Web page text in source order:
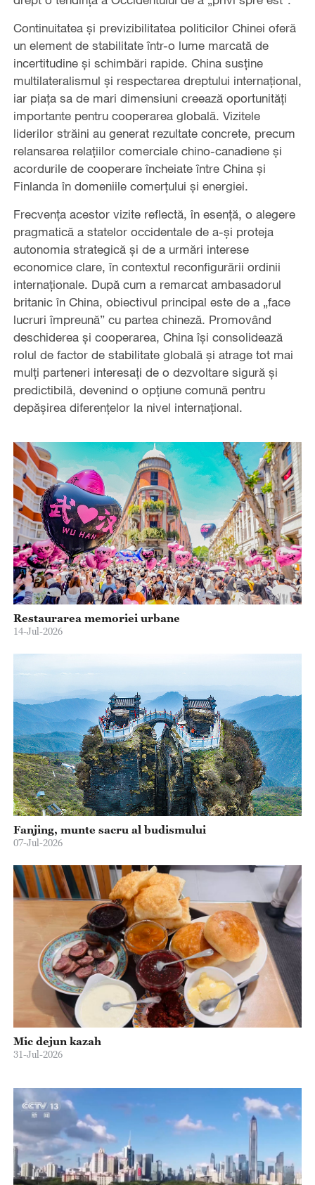
Continuitatea și previzibilitatea politicilor Chinei oferă
un element de stabilitate într-o lume marcată de
incertitudine și schimbări rapide. China susține
multilateralismul și respectarea dreptului internațional,
iar piața sa de mari dimensiuni creează oportunități
importante pentru cooperarea globală. Vizitele
liderilor străini au generat rezultate concrete, precum
relansarea relațiilor comerciale chino-canadiene și
acordurile de cooperare încheiate între China și
Finlanda în domeniile comerțului și energiei.
Frecvența acestor vizite reflectă, în esență, o alegere
pragmatică a statelor occidentale de a-și proteja
autonomia strategică și de a urmări interese
economice clare, în contextul reconfigurării ordinii
internaționale. După cum a remarcat ambasadorul
britanic în China, obiectivul principal este de a „face
lucruri împreună” cu partea chineză. Promovând
deschiderea și cooperarea, China își consolidează
rolul de factor de stabilitate globală și atrage tot mai
mulți parteneri interesați de o dezvoltare sigură și
predictibilă, devenind o opțiune comună pentru
depășirea diferențelor la nivel internațional.
Restaurarea memoriei urbane
14-Jul-2026
Fanjing, munte sacru al budismului
07-Jul-2026
Mic dejun kazah
31-Jul-2026